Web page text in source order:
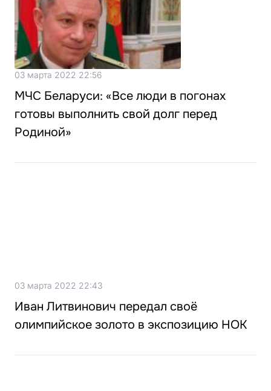
03 марта 2022 22:56
МЧС Беларуси: «Все люди в погонах
готовы выполнить свой долг перед
Родиной»
03 марта 2022 22:43
Иван Литвинович передал своё
олимпийское золото в экспозицию НОК